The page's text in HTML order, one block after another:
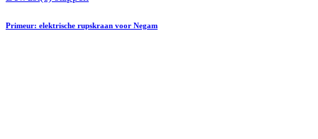
Primeur: elektrische rupskraan voor Negam